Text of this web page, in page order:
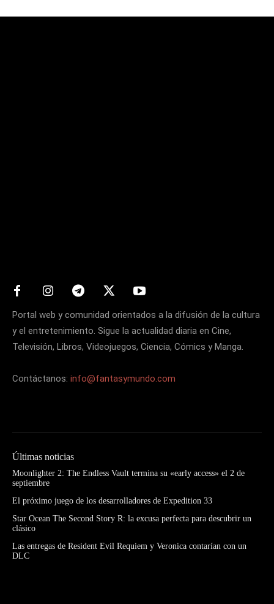
Portal web y comunidad orientados a la difusión de la cultura
y el entretenimiento. Sigue la actualidad diaria en Cine,
Televisión, Libros, Videojuegos, Ciencia, Cómics y Manga.
Contáctanos: info@fantasymundo.com
Últimas noticias
Moonlighter 2: The Endless Vault termina su «early access» el 2 de
septiembre
El próximo juego de los desarrolladores de Expedition 33
Star Ocean The Second Story R: la excusa perfecta para descubrir un
clásico
Las entregas de Resident Evil Requiem y Veronica contarían con un
DLC